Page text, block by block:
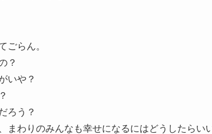
ごらん。
？
いや？
ろう？
わりのみんなも幸せになるにはどうしたらい